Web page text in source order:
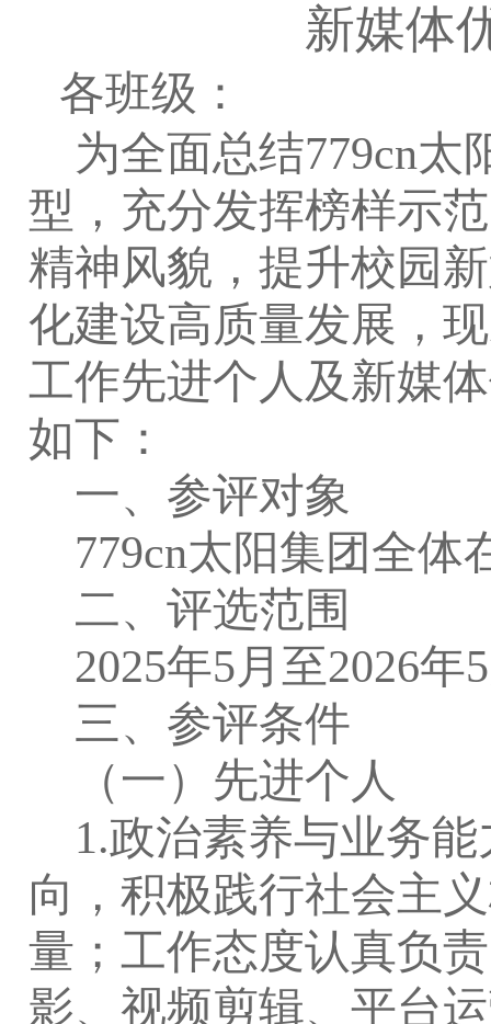
新媒体
各班级 ：
为全面总结779cn
型，充分发挥榜样示
精神风貌，提升校园
化建设高质量发展，
工作先进个人及新媒
如下：
一、 参评对象
779cn太阳集团全体
二、 评选范围
2025年5月至2026年5
三、参评条件
（一）先进个人
1.政治素养与业务能
向，积极践行社会主
量；工作态度认真负
影、视频剪辑、平台